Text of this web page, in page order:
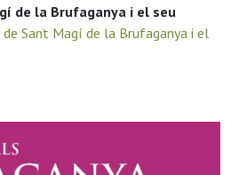
de la Brufaganya i el seu
Sant Magí de la Brufaganya i el